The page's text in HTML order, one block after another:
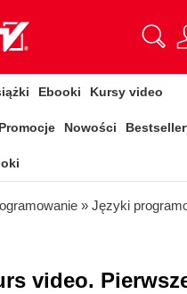
Ebooki Kursy video
Promocje Nowości
» Języki
video.